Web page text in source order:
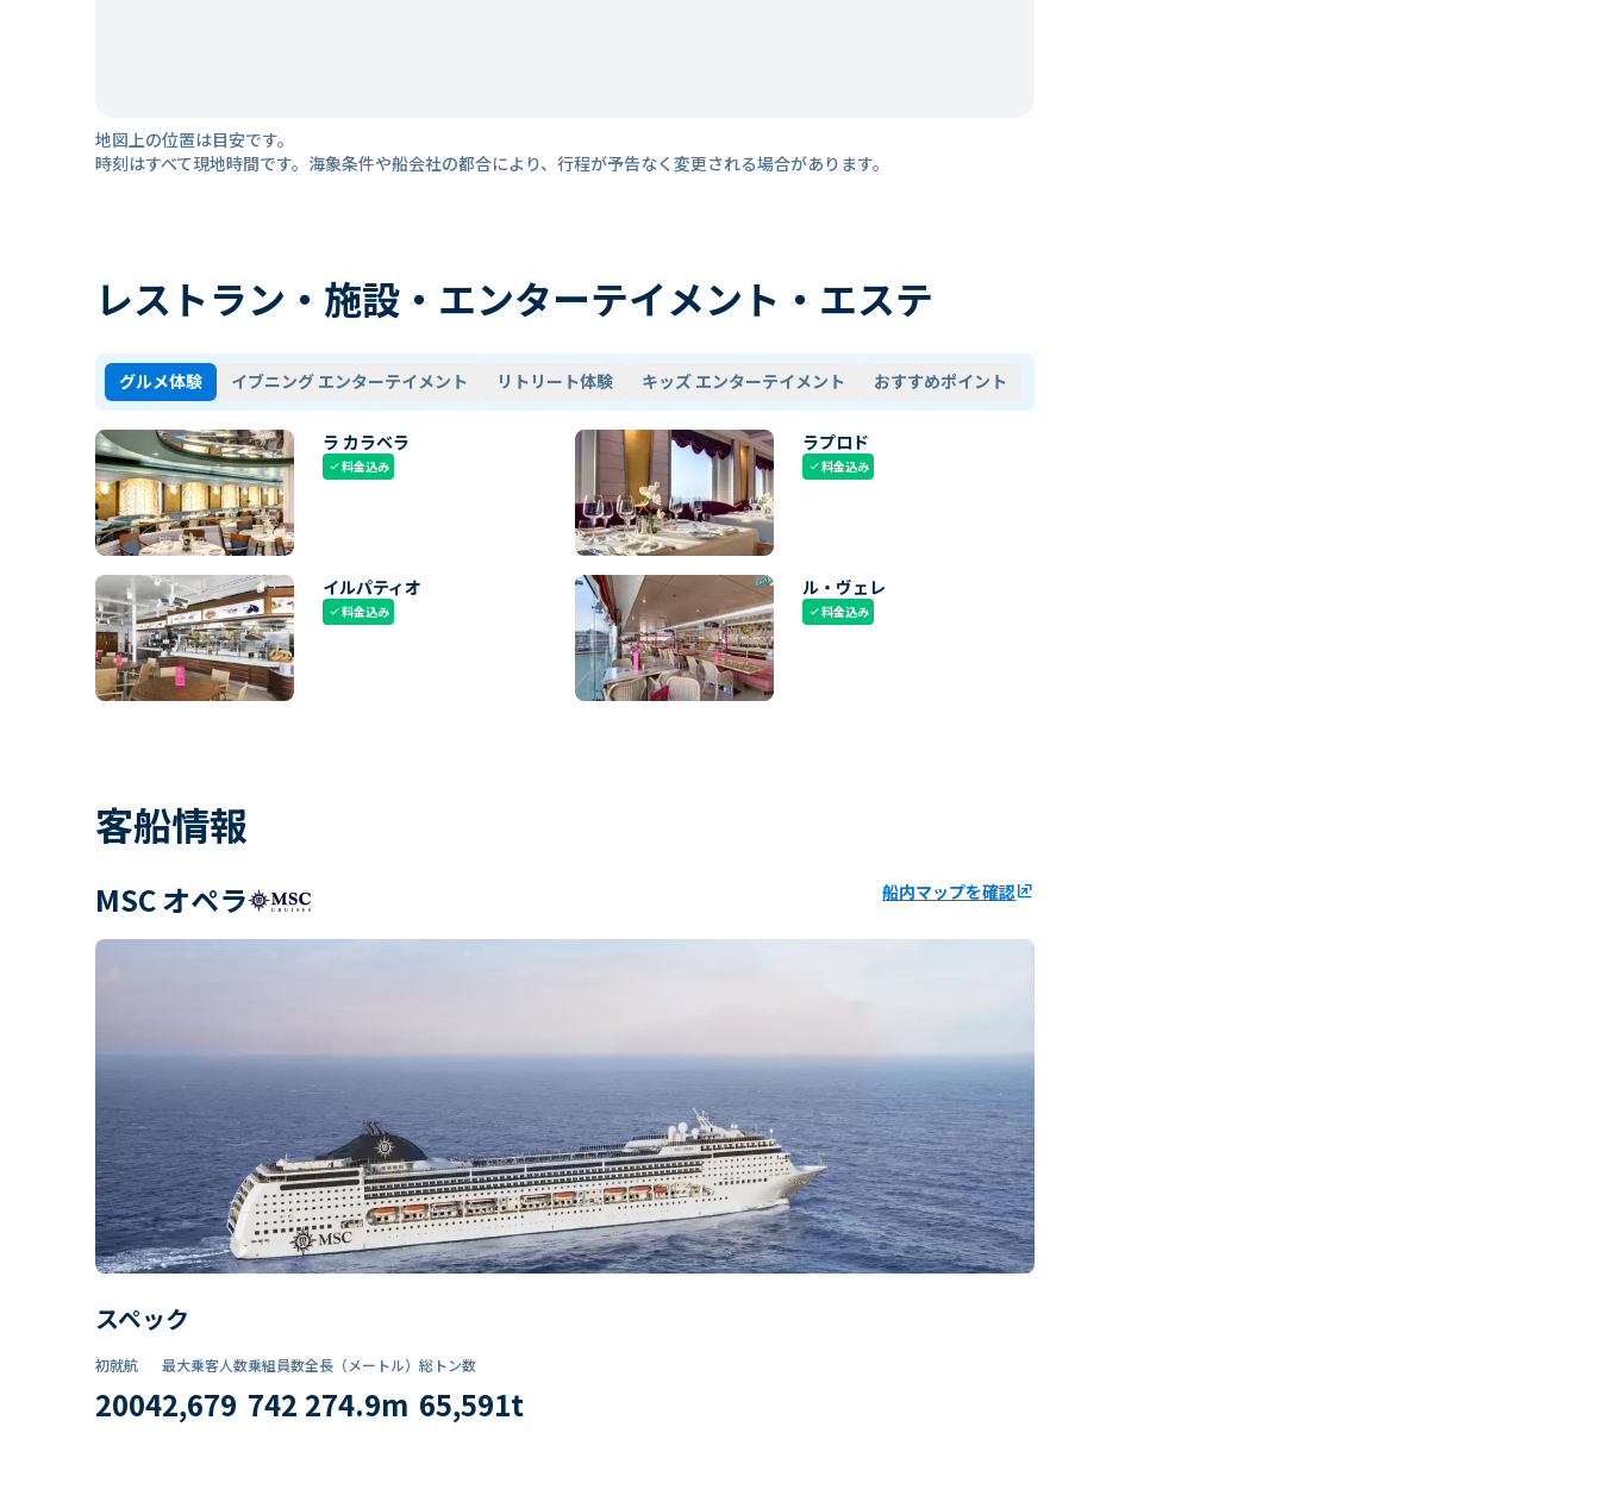
地図上の位置は目安です。
時刻はすべて現地時間です。海象条件や船会社の都合により、行程が予告なく変更される場合があります。
レストラン・施設・エンターテイメント・エステ
グルメ体験 イブニング エンターテイメント リトリート体験 キッズ エンターテイメント おすすめポイント
ラ カラベラ
check料金込み
ラプロド
check料金込み
イルパティオ
check料金込み
ル・ヴェレ
check料金込み
客船情報
MSC オペラ 船内マップを確認ungroup
スペック
初就航
2004
最大乗客人数
2,679
乗組員数​
742
全長（メートル）
274.9m
総トン数​
65,591t